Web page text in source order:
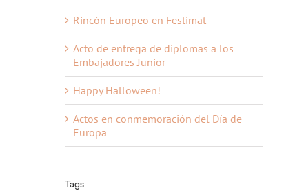
Rincón Europeo en Festimat
Acto de entrega de diplomas a los
Embajadores Junior
Happy Halloween!
Actos en conmemoración del Día de
Europa
Tags